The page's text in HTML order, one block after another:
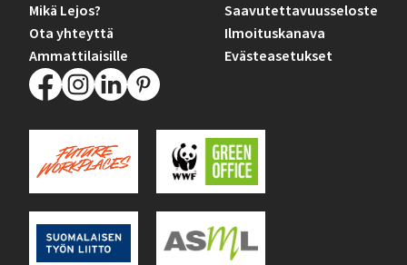
Mikä Lejos?
Ota yhteyttä
Ammattilaisille
Saavutettavuusseloste
Ilmoituskanava
Evästeasetukset